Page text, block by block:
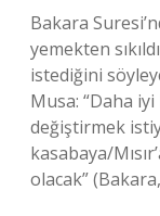
Bakara
yemekten
istediğini
Musa: “Daha
değiştirmek
kasabaya/
olacak”